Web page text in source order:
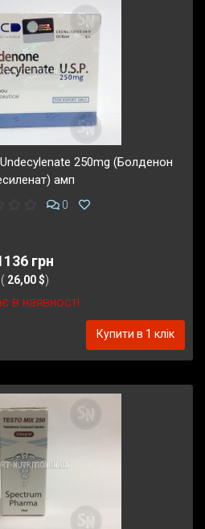
250mg (Болденон
амп
0
грн
( 26,00 $)
в наявності
Купити в 1 клік